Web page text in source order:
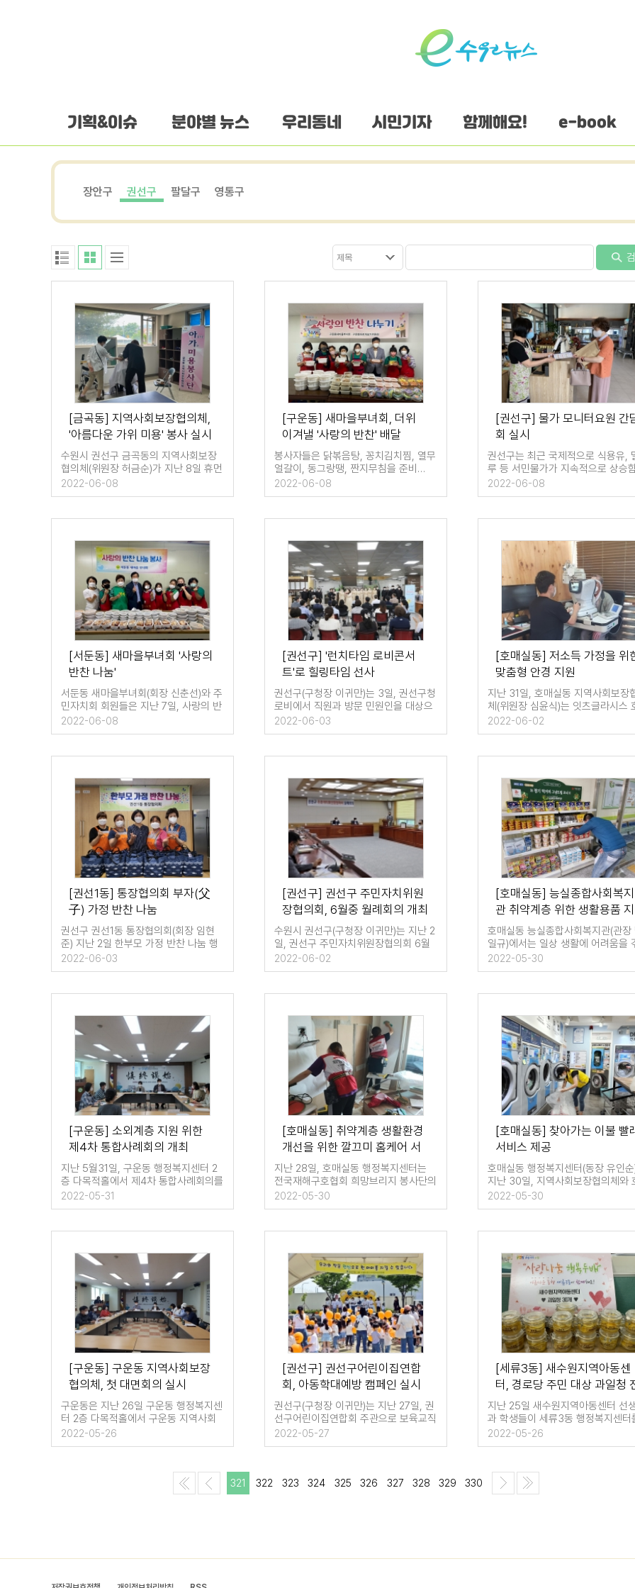
기획&이슈 분야별 뉴스 우리동네 시민기자 함께해요! e-book
장안구 권선구 팔달구 영통구
[금곡동] 지역사회보장협의체,
'아름다운 가위 미용' 봉사 실시
수원시 권선구 금곡동의 지역사회보장
협의체(위원장 허금순)가 지난 8일 휴먼
시아4단지 아…
2022-06-08
[구운동] 새마을부녀회, 더위
이겨낼 '사랑의 반찬' 배달
봉사자들은 닭볶음탕, 꽁치김치찜, 열무
얼갈이, 동그랑땡, 짠지무침을 준비…
2022-06-08
[권선구] 물가 모니터요원 간
회 실시
권선구는 최근 국제적으로 식용유,
루 등 서민물가가 지속적으로 상승
따라 물가 …
2022-06-08
[서둔동] 새마을부녀회 '사랑의
반찬 나눔'
서둔동 새마을부녀회(회장 신춘선)와 주
민자치회 회원들은 지난 7일, 사랑의 반
찬나눔 자원봉사를 실…
2022-06-08
[권선구] '런치타임 로비콘서
트'로 힐링타임 선사
권선구(구청장 이귀만)는 3일, 권선구청
로비에서 직원과 방문 민원인을 대상으
로 '런치타임…
2022-06-03
[호매실동] 저소득 가정을 위
맞춤형 안경 지원
지난 31일, 호매실동 지역사회보장
체(위원장 심윤식)는 잇츠글라시스
실점(대표 …
2022-06-02
[권선1동] 통장협의회 부자(父
子) 가정 반찬 나눔
권선구 권선1동 통장협의회(회장 임현
준) 지난 2일 한부모 가정 반찬 나눔 행
사를 가졌다. '통장…
2022-06-03
[권선구] 권선구 주민자치위원
장협의회, 6월중 월례회의 개최
수원시 권선구(구청장 이귀만)는 지난 2
일, 권선구 주민자치위원장협의회 6월
중 월례회의를…
2022-06-02
[호매실동] 능실종합사회복지
관 취약계층 위한 생활용품 지
원
호매실동 능실종합사회복지관(관장
일규)에서는 일상 생활에 어려움을
있는 이웃을 …
2022-05-30
[구운동] 소외계층 지원 위한
제4차 통합사례회의 개최
지난 5월31일, 구운동 행정복지센터 2
층 다목적홀에서 제4차 통합사례회의를
개최했다. 이…
2022-05-31
[호매실동] 취약계층 생활환경
개선을 위한 깔끄미 홈케어 서
비스 실시
지난 28일, 호매실동 행정복지센터는
전국재해구호협회 희망브리지 봉사단의
후원을 받아 취약…
2022-05-30
[호매실동] 찾아가는 이불 빨
서비스 제공
호매실동 행정복지센터(동장 유인
지난 30일, 지역사회보장협의체와
실점 워시앤…
2022-05-30
[구운동] 구운동 지역사회보장
협의체, 첫 대면회의 실시
구운동은 지난 26일 구운동 행정복지센
터 2층 다목적홀에서 구운동 지역사회
보장협의체가 …
2022-05-26
[권선구] 권선구어린이집연합
회, 아동학대예방 캠페인 실시
권선구(구청장 이귀만)는 지난 27일, 권
선구어린이집연합회 주관으로 보육교직
원, 원아, 학…
2022-05-27
[세류3동] 새수원지역아동센
터, 경로당 주민 대상 과일청
달
지난 25일 새수원지역아동센터 선
과 학생들이 세류3동 행정복지센터
방문해 이웃 경…
2022-05-26
321 322 323 324 325 326 327 328 329 330